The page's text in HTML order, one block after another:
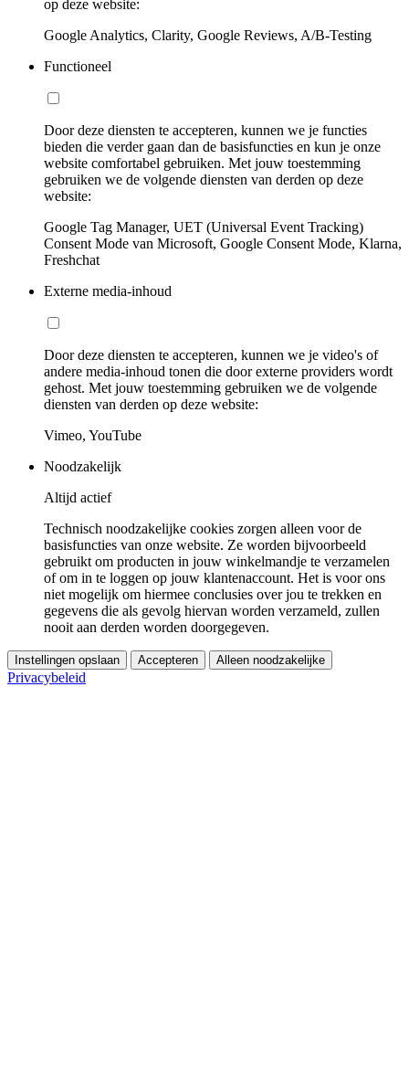
op deze website:
Google Analytics, Clarity, Google Reviews, A/B-Testing
Functioneel
Door deze diensten te accepteren, kunnen we je functies
bieden die verder gaan dan de basisfuncties en kun je onze
website comfortabel gebruiken. Met jouw toestemming
gebruiken we de volgende diensten van derden op deze
website:
Google Tag Manager, UET (Universal Event Tracking)
Consent Mode van Microsoft, Google Consent Mode, Klarna,
Freshchat
Externe media-inhoud
Door deze diensten te accepteren, kunnen we je video's of
andere media-inhoud tonen die door externe providers wordt
gehost. Met jouw toestemming gebruiken we de volgende
diensten van derden op deze website:
Vimeo, YouTube
Noodzakelijk
Altijd actief
Technisch noodzakelijke cookies zorgen alleen voor de
basisfuncties van onze website. Ze worden bijvoorbeeld
gebruikt om producten in jouw winkelmandje te verzamelen
of om in te loggen op jouw klantenaccount. Het is voor ons
niet mogelijk om hiermee conclusies over jou te trekken en
gegevens die als gevolg hiervan worden verzameld, zullen
nooit aan derden worden doorgegeven.
Instellingen opslaan Accepteren Alleen noodzakelijke
Privacybeleid